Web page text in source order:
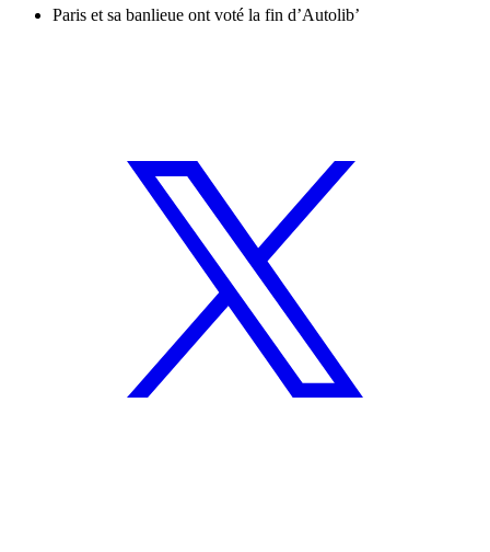
Paris et sa banlieue ont voté la fin d’Autolib’